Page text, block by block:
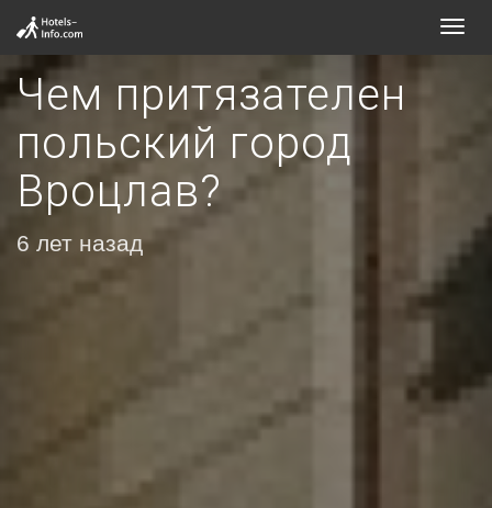
Чем притязателен
польский город
Вроцлав?
6 лет назад